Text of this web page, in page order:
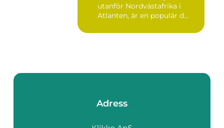
utanför Nordvästafrika i
Atlanten, är en populär d...
Adress